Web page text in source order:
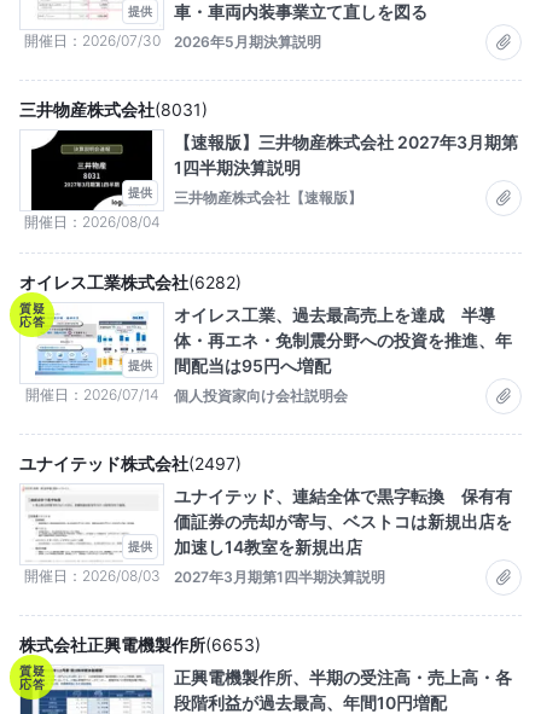
提供
開催日 2026/07/30
車・車両内装事業立て直しを図る
2026年5月期決算説明
提供
開催日 2026/08/04
三井物産株式会社(8031)
【速報版】三井物産株式会社 2027年3月期第
1四半期決算説明
三井物産株式会社【速報版】
質疑
応答
提供
開催日 2026/07/14
オイレス工業株式会社(6282)
オイレス工業、過去最高売上を達成 半導
体・再エネ・免制震分野への投資を推進、年
間配当は95円へ増配
個人投資家向け会社説明会
提供
開催日 2026/08/03
ユナイテッド株式会社(2497)
ユナイテッド、連結全体で黒字転換 保有有
価証券の売却が寄与、ベストコは新規出店を
加速し14教室を新規出店
2027年3月期第1四半期決算説明
質疑
応答
株式会社正興電機製作所(6653)
正興電機製作所、半期の受注高・売上高・各
段階利益が過去最高、年間10円増配